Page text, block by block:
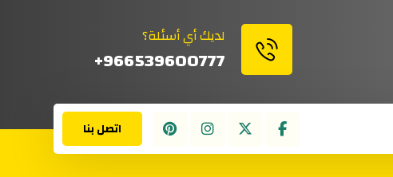
لديك أي أسئلة؟
966539600777+
اتصل بنا